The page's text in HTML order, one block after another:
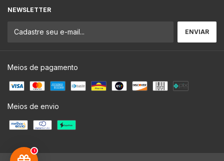
1
NEWSLETTER
Meios de pagamento
Meios de envio